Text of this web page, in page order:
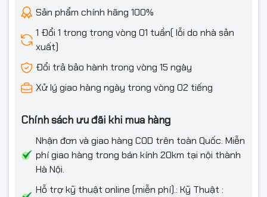
Sản phẩm chính hãng 100%
1 Đổi 1 trong trong vòng 01 tuần( lỗi do nhà sản
xuất)
Đổi trả bảo hành trong vòng 15 ngày
Xử lý giao hàng ngày trong vòng 02 tiếng
Chính sách ưu đãi khi mua hàng
Nhận đơn và giao hàng COD trên toàn Quốc. Miễn
phí giao hàng trong bán kính 20km tại nội thành
Hà Nội.
Hỗ trợ kỹ thuật online (miễn phí).: Kỹ Thuật :